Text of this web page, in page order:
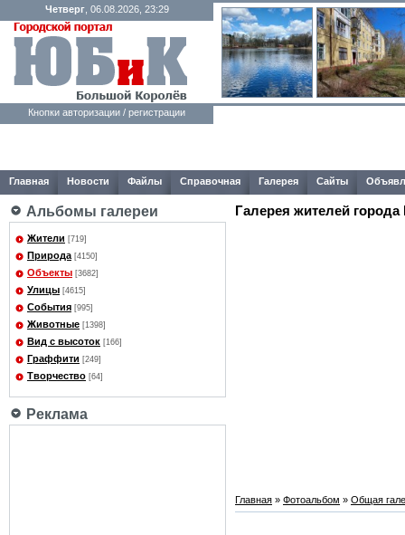
Четверг, 06.08.2026, 23:29
Кнопки авторизации / регистрации
Главная Новости Файлы Справочная Галерея Сайты
Альбомы галереи
Жители [719]
Природа [4150]
Объекты [3682]
Улицы [4615]
События [995]
Животные [1398]
Вид с высоток [166]
Граффити [249]
Творчество [64]
Реклама
Галерея жителей города
Главная » Фотоальбом » Общая